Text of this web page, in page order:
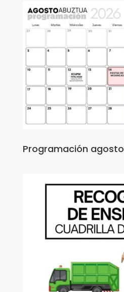
Programación agosto